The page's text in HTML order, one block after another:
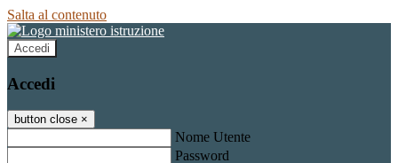
Salta al contenuto
Accedi
Accedi
button close ×
Nome Utente
Password